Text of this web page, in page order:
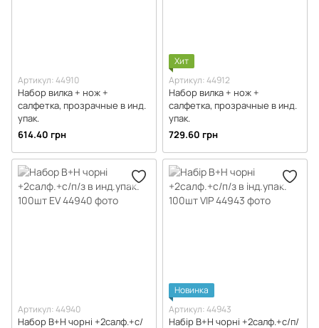
Артикул: 44910
Набор вилка + нож +
салфетка, прозрачные в инд.
упак.
614.40 грн
Хит
Артикул: 44912
Набор вилка + нож +
салфетка, прозрачные в инд.
упак.
729.60 грн
Артикул: 44940
Набор В+Н чорні +2салф.+с/
Новинка
Артикул: 44943
Набір В+Н чорні +2салф.+с/п/